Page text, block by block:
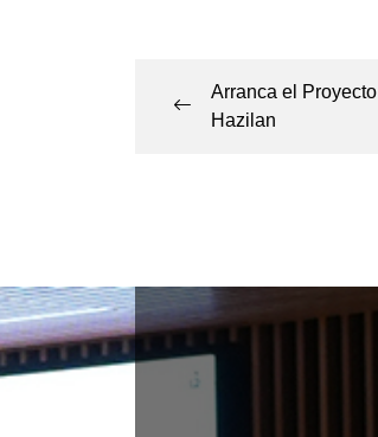
entradas
Arranca el Proyecto
Hazilan